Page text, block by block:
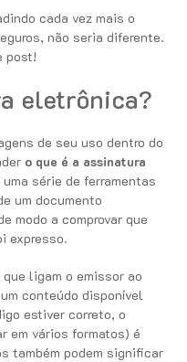
cada vez mais o
não seria diferente.
post!
eletrônica?
de seu uso dentro do
o que é a assinatura
série de ferramentas
um documento
modo a comprovar que
expresso.
ligam o emissor ao
conteúdo disponível
estiver correto, o
em vários formatos) é
também podem significar